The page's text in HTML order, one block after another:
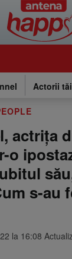
Actorii
actrița
o
s-au
la 16:08